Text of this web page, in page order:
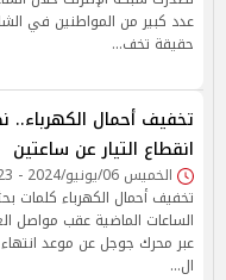
عدد كبير من المواطنين في
حقيقة تخف…
تخفيف أحمال الكهرباء..
انقطاع التيار عن ساعتين
الخميس 06/يونيو/2024 - 04:23 م
تخفيف أحمال الكهرباء كلمات
الساعات الماضية عقب مواصل
عبر محرك جوجل عن موعد
ال…